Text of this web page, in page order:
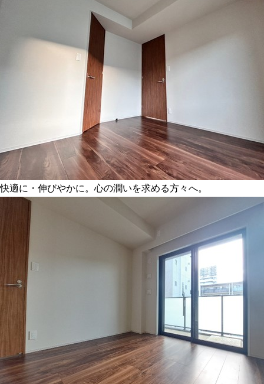
快適に・伸びやかに。心の潤いを求める方々へ。